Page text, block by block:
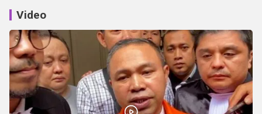
Video